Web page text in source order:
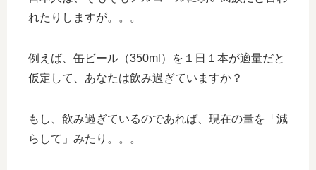
れたりしますが。。。
例えば、缶ビール（350ml）を１日１本が適量だと
仮定して、あなたは飲み過ぎていますか？
もし、飲み過ぎているのであれば、現在の量を「減
らして」みたり。。。